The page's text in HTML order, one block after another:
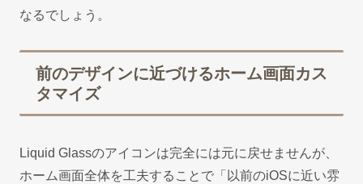
なるでしょう。
前のデザインに近づけるホーム画面カス
タマイズ
Liquid Glassのアイコンは完全には元に戻せませんが、
ホーム画面全体を工夫することで「以前のiOSに近い雰